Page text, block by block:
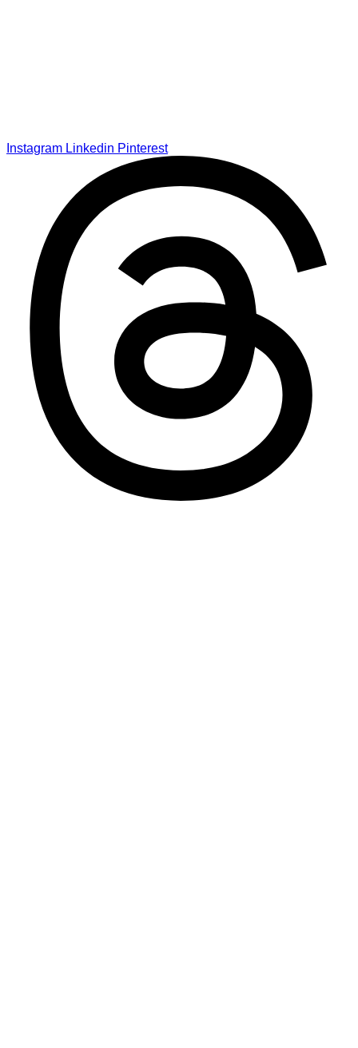
Instagram Linkedin Pinterest